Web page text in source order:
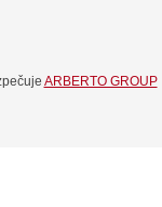
ARBERTO GROUP